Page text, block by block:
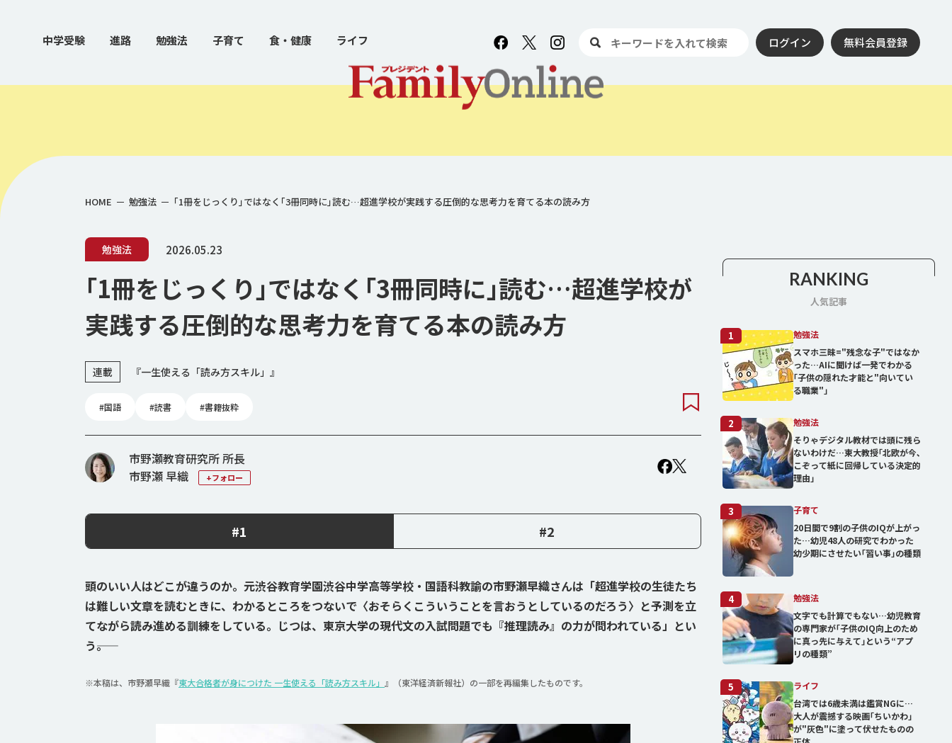
中学受験 進路 勉強法 子育て 食・健康 ライフ ログイン 無料会員登録
HOME 勉強法 ｢1冊をじっくり｣ではなく｢3冊同時に｣読む…超進学校が実践する圧倒的な思考力を育てる本の読み方
勉強法 2026.05.23
｢1冊をじっくり｣ではなく｢3冊同時に｣読む…超進学校が
実践する圧倒的な思考力を育てる本の読み方
連載 『一生使える「読み方スキル」』
#国語 #読書 #書籍抜粋
市野瀬教育研究所 所長
市野瀬 早織
+フォロー
#1 #2
頭のいい人はどこが違うのか。元渋谷教育学園渋谷中学高等学校・国語科教諭の市野瀬早織さんは「超進学校の生徒たち
は難しい文章を読むときに、わかるところをつないで〈おそらくこういうことを言おうとしているのだろう〉と予測を立
てながら読み進める訓練をしている。じつは、東京大学の現代文の入試問題でも『推理読み』の力が問われている」とい
う――。
※本稿は、市野瀬早織『東大合格者が身につけた 一生使える「読み方スキル」 』（東洋経済新報社）の一部を再編集したものです。
RANKING
人気記事
1
勉強法
スマホ三昧="残念な子"ではなか
った…AIに聞けば一発でわかる
｢子供の隠れた才能と"向いてい
る職業"｣
2
勉強法
そりゃデジタル教材では頭に残ら
ないわけだ…東大教授｢北欧が今､
こぞって紙に回帰している決定的
理由」
3
子育て
20日間で9割の子供のIQが上がっ
た…幼児48人の研究でわかった
幼少期にさせたい｢習い事｣の種類
4
勉強法
文字でも計算でもない…幼児教育
の専門家が｢子供のIQ向上のため
に真っ先に与えて｣という“アプ
リの種類”
5
ライフ
台湾では6歳未満は鑑賞NGに…
大人が震撼する映画｢ちいかわ｣
が"灰色"に塗って伏せたものの